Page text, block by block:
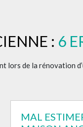
: 6
de la rénovation
MAL